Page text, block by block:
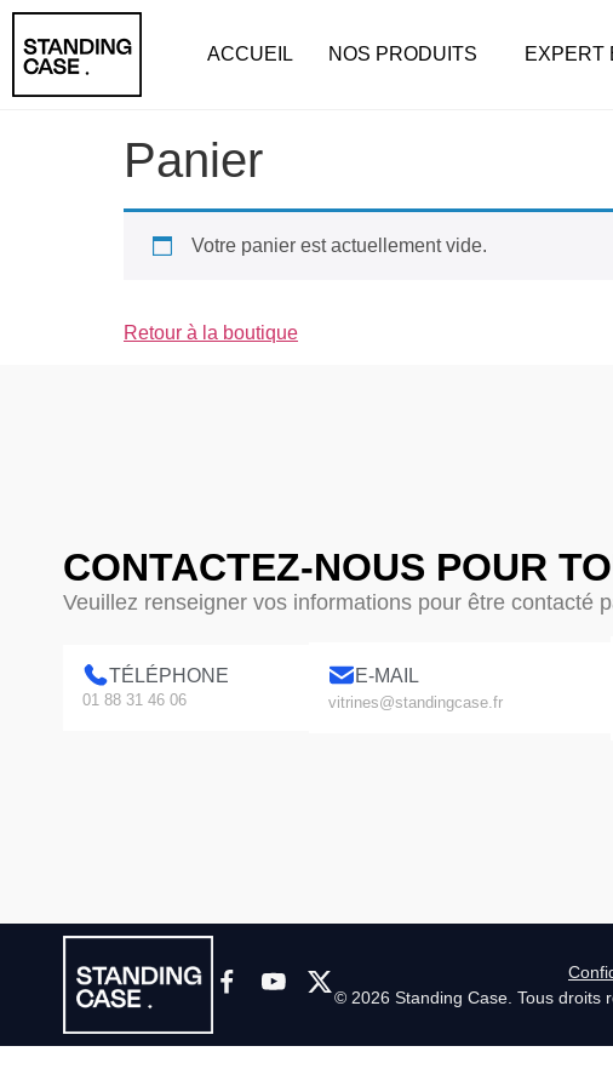
ACCUEIL NOS PRODUITS EXPERT
Panier
Votre panier est actuellement vide.
Retour à la boutique
CONTACTEZ-NOUS POUR
Veuillez renseigner vos informations pour être contacté
TÉLÉPHONE
01 88 31 46 06
E-MAIL
vitrines@standingcase.fr
© 2026 Standing Case. Tous droits